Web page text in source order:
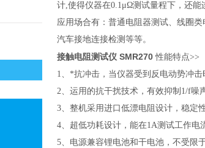
计,使得仪器在0.1μΩ测试量程下，还能
应用场合有：普通电阻器测试、线圈
汽车接地连接检测等等。
接触电阻测试仪 SMR270 性能特点>>
1、*抗冲击，当仪器受到反电动势冲击
2、运用的抗干扰技术，有效抑制1/f噪
3、整机采用进口低漂电阻设计，稳定
4、超低功耗设计，能在1A测试工作电
5、电源兼容锂电池和干电池，不受限